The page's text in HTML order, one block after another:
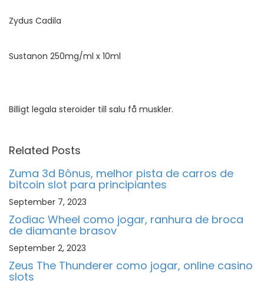
Zydus Cadila
Sustanon 250mg/ml x 10ml
Billigt legala steroider till salu få muskler.
Related Posts
Zuma 3d Bônus, melhor pista de carros de
bitcoin slot para principiantes
September 7, 2023
Zodiac Wheel como jogar, ranhura de broca
de diamante brasov
September 2, 2023
Zeus The Thunderer como jogar, online casino
slots